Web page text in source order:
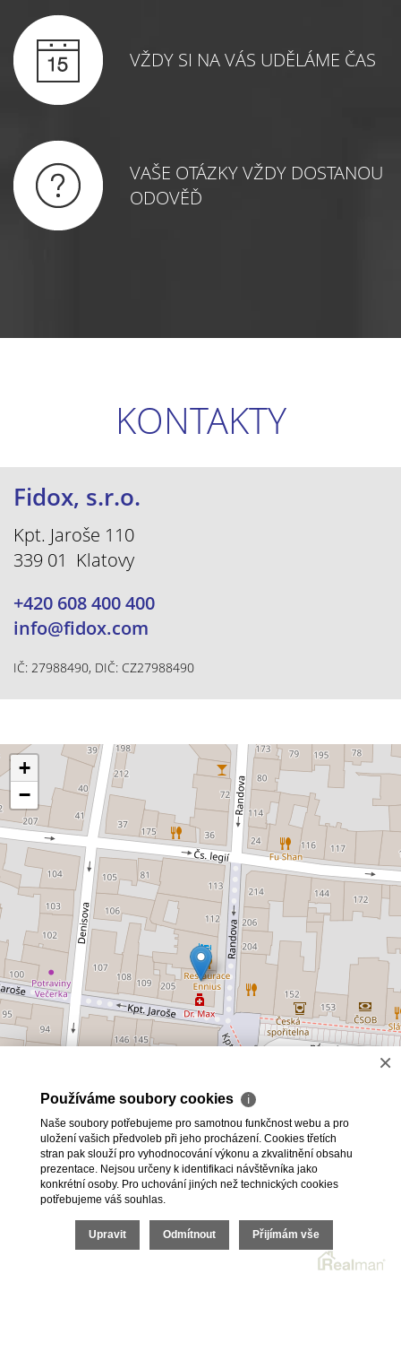
VŽDY SI NA VÁS UDĚLÁME ČAS
VAŠE OTÁZKY VŽDY DOSTANOU
ODOVĚĎ
KONTAKTY
Fidox, s.r.o.
Kpt. Jaroše 110
339 01 Klatovy
+420 608 400 400
info@fidox.com
IČ: 27988490, DIČ: CZ27988490
+
−
2026 © Fidox s.r.o., všechna práva vyhrazena |
Cookies
Realitní SWRealman
×
Používáme soubory cookies ℹ
Naše soubory potřebujeme pro samotnou funkčnost webu a pro
uložení vašich předvoleb při jeho procházení. Cookies třetích
stran pak slouží pro vyhodnocování výkonu a zkvalitnění obsahu
prezentace. Nejsou určeny k identifikaci návštěvníka jako
konkrétní osoby. Pro uchování jiných než technických cookies
potřebujeme váš souhlas.
Upravit Odmítnout Přijímám vše